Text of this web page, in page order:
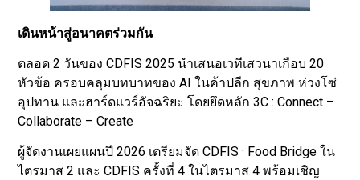
เดินหน้าสู่อนาคตร่วมกัน
ตลอด 2 วันของ CDFIS 2025 นำเสนอเวทีเสวนาเกือบ 20
หัวข้อ ครอบคลุมบทบาทของ AI ในค้าปลีก สุขภาพ ห่วงโซ่
อุปทาน และฮาร์ดแวร์อัจฉริยะ โดยยึดหลัก 3C : Connect –
Collaborate – Create
ผู้จัดงานเผยแผนปี 2026 เตรียมจัด CDFIS · Food Bridge ใน
ไตรมาส 2 และ CDFIS ครั้งที่ 4 ในไตรมาส 4 พร้อมเชิญ